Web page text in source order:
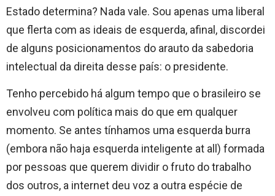
Estado determina? Nada vale. Sou apenas uma liberal
que flerta com as ideais de esquerda, afinal, discordei
de alguns posicionamentos do arauto da sabedoria
intelectual da direita desse país: o presidente.
Tenho percebido há algum tempo que o brasileiro se
envolveu com política mais do que em qualquer
momento. Se antes tínhamos uma esquerda burra
(embora não haja esquerda inteligente at all) formada
por pessoas que querem dividir o fruto do trabalho
dos outros, a internet deu voz a outra espécie de